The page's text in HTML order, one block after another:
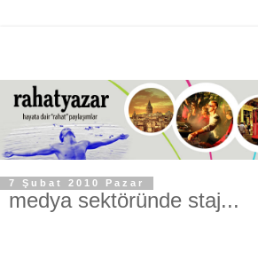
7 Şubat 2010 Pazar
medya sektöründe staj...